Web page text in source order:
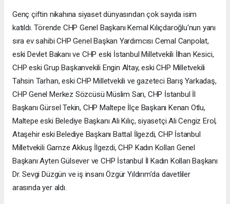
Genç çiftin nikahına siyaset dünyasından çok sayıda isim
katıldı. Törende CHP Genel Başkanı Kemal Kılıçdaroğlu'nun yanı
sıra ev sahibi CHP Genel Başkan Yardımcısı Cemal Canpolat,
eski Devlet Bakanı ve CHP eski İstanbul Milletvekili İlhan Kesici,
CHP eski Grup Başkanvekili Engin Altay, eski CHP Milletvekili
Tahsin Tarhan, eski CHP Milletvekili ve gazeteci Barış Yarkadaş,
CHP Genel Merkez Sözcüsü Müslim Sarı, CHP İstanbul İl
Başkanı Gürsel Tekin, CHP Maltepe İlçe Başkanı Kenan Otlu,
Maltepe eski Belediye Başkanı Ali Kılıç, siyasetçi Ali Cengiz Erol,
Ataşehir eski Belediye Başkanı Battal İlgezdi, CHP İstanbul
Milletvekili Gamze Akkuş İlgezdi, CHP Kadın Kolları Genel
Başkanı Ayten Gülsever ve CHP İstanbul İl Kadın Kolları Başkanı
Dr. Sevgi Düzgün ve iş insanı Özgür Yıldırım'da davetliler
arasında yer aldı.